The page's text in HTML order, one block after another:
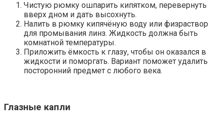
Чистую рюмку ошпарить кипятком, перевернуть
вверх дном и дать высохнуть.
Налить в рюмку кипячёную воду или физраствор
для промывания линз. Жидкость должна быть
комнатной температуры.
Приложить ёмкость к глазу, чтобы он оказался в
жидкости и поморгать. Вариант поможет удалить
посторонний предмет с любого века.
Глазные капли